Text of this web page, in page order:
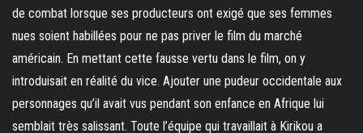
de combat lorsque ses producteurs ont exigé que ses femmes
nues soient habillées pour ne pas priver le film du marché
américain. En mettant cette fausse vertu dans le film, on y
introduisait en réalité du vice. Ajouter une pudeur occidentale aux
personnages qu’il avait vus pendant son enfance en Afrique lui
semblait très salissant. Toute l’équipe qui travaillait à Kirikou a